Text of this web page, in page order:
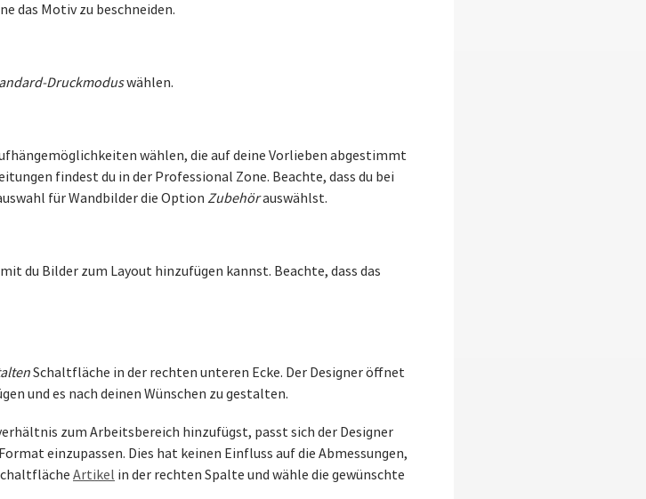
das Motiv zu beschneiden.
Druckmoduswählen.
wählen, die auf deine Vorlieben abgestimmt
findest du in der Professional Zone. Beachte, dass du bei
für Wandbilder die Option Zubehörauswählst.
du Bilder zum Layout hinzufügen kannst. Beachte, dass das
Schaltfläche in der rechten unteren Ecke. Der Designer öffnet
und es nach deinen Wünschen zu gestalten.
zum Arbeitsbereich hinzufügst, passt sich der Designer
einzupassen. Dies hat keinen Einfluss auf die Abmessungen,
Artikel in der rechten Spalte und wähle die gewünschte